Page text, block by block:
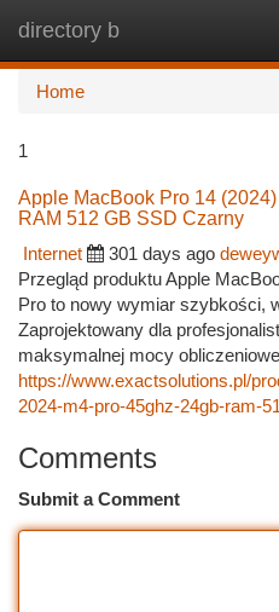
directory b
Home
1
Apple MacBook Pro 14
RAM 512 GB SSD Czarny
Internet
301 days ago
Przegląd produktu Apple
Pro to nowy wymiar szybkości,
Zaprojektowany dla
maksymalnej mocy
https://www.exactsolutions.pl/
2024-m4-pro-45ghz-24gb-ram-
Comments
Submit a Comment